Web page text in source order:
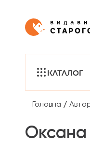
КАТАЛОГ
Головна /
Оксана